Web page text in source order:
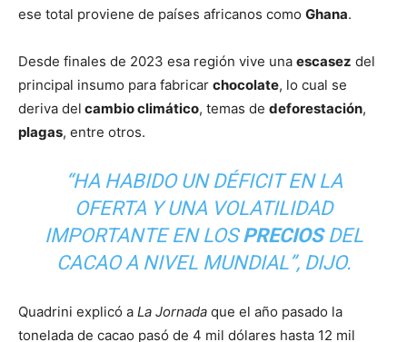
ese total proviene de países africanos como Ghana.
Desde finales de 2023 esa región vive una escasez del
principal insumo para fabricar chocolate, lo cual se
deriva del cambio climático, temas de deforestación,
plagas, entre otros.
“HA HABIDO UN DÉFICIT EN LA
OFERTA Y UNA VOLATILIDAD
IMPORTANTE EN LOSPRECIOSDEL
CACAO A NIVEL MUNDIAL”, DIJO.
Quadrini explicó a La Jornada que el año pasado la
tonelada de cacao pasó de 4 mil dólares hasta 12 mil